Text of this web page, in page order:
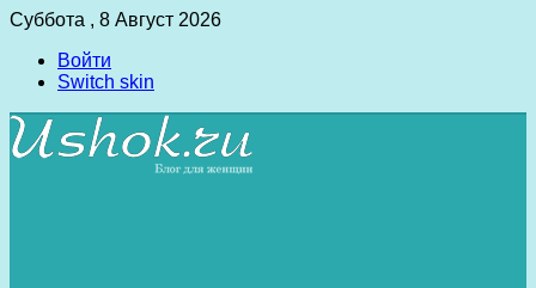
Суббота , 8 Август 2026
Войти
Switch skin